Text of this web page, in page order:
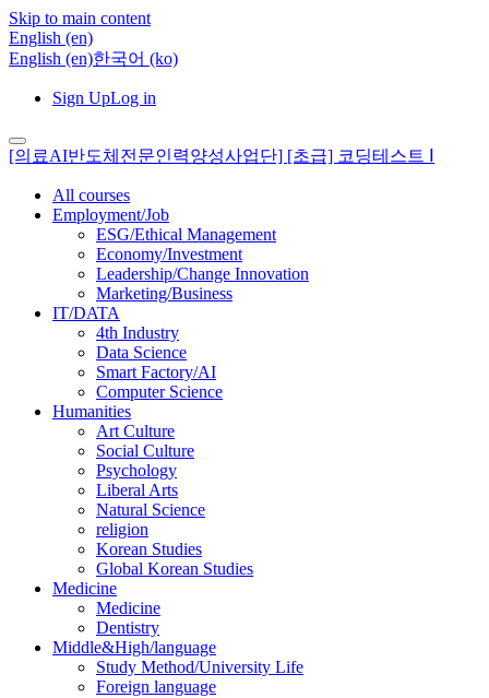
Skip to main content
English ‎(en)‎
English ‎(en)‎한국어 ‎(ko)‎
Sign UpLog in
[의료AI반도체전문인력양성사업단] [초급] 코딩테스트 Ⅰ
All courses
Employment/Job
ESG/Ethical Management
Economy/Investment
Leadership/Change Innovation
Marketing/Business
IT/DATA
4th Industry
Data Science
Smart Factory/AI
Computer Science
Humanities
Art Culture
Social Culture
Psychology
Liberal Arts
Natural Science
religion
Korean Studies
Global Korean Studies
Medicine
Medicine
Dentistry
Middle&High/language
Study Method/University Life
Foreign language